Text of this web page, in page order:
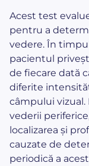
Acest test
pentru a
vedere. În
pacientul
de fiecare dată
diferite
câmpului vizual.
vederii
localizarea și
cauzate de
periodică a